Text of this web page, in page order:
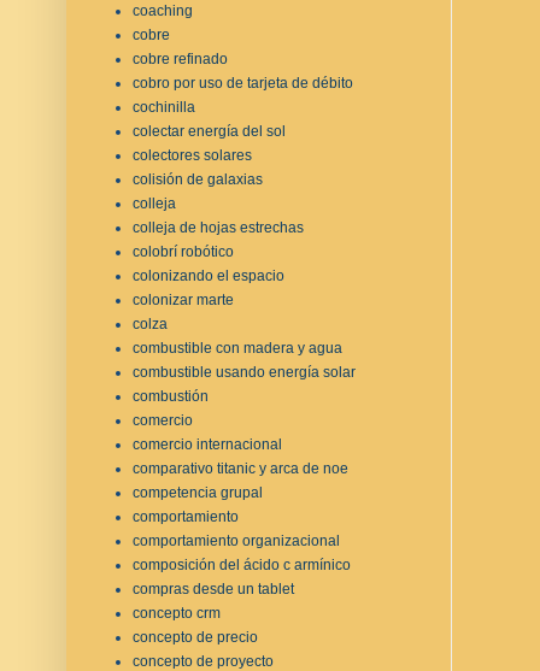
coaching
cobre
cobre refinado
cobro por uso de tarjeta de débito
cochinilla
colectar energía del sol
colectores solares
colisión de galaxias
colleja
colleja de hojas estrechas
colobrí robótico
colonizando el espacio
colonizar marte
colza
combustible con madera y agua
combustible usando energía solar
combustión
comercio
comercio internacional
comparativo titanic y arca de noe
competencia grupal
comportamiento
comportamiento organizacional
composición del ácido c armínico
compras desde un tablet
concepto crm
concepto de precio
concepto de proyecto